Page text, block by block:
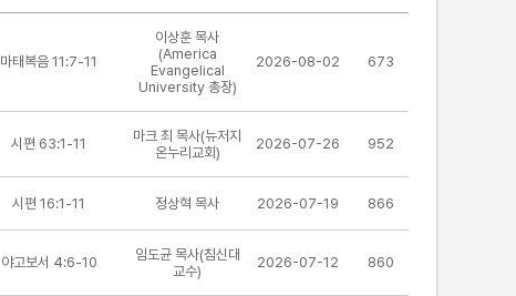
마태복음 11:7-11
이상훈 목사
(America
Evangelical
University 총장)
2026-08-02 673
시편 63:1-11
마크 최 목사(뉴저지
온누리교회)
2026-07-26 952
시편 16:1-11 정상혁 목사 2026-07-19 866
야고보서 4:6-10
임도균 목사(침신대
교수)
2026-07-12 860